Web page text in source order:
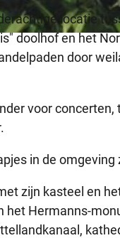
locatie
doolhof en het
door
voor
in de omgeving
zijn kasteel en
het Hermanns-